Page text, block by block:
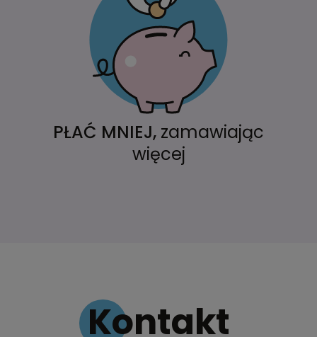
PŁAĆ MNIEJ, zamawiając
więcej
Kontakt